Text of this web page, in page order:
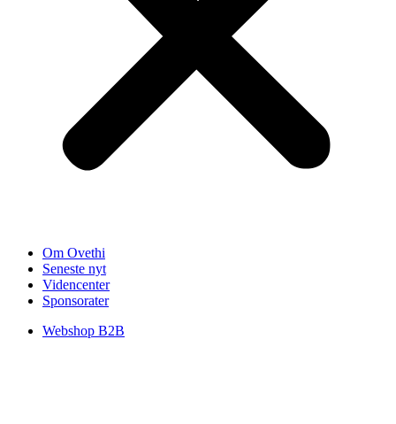
Om Ovethi
Seneste nyt
Videncenter
Sponsorater
Webshop B2B